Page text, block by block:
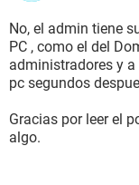
No, el admin tiene
PC , como el del
administradores y
pc segundos
Gracias por leer el
algo.